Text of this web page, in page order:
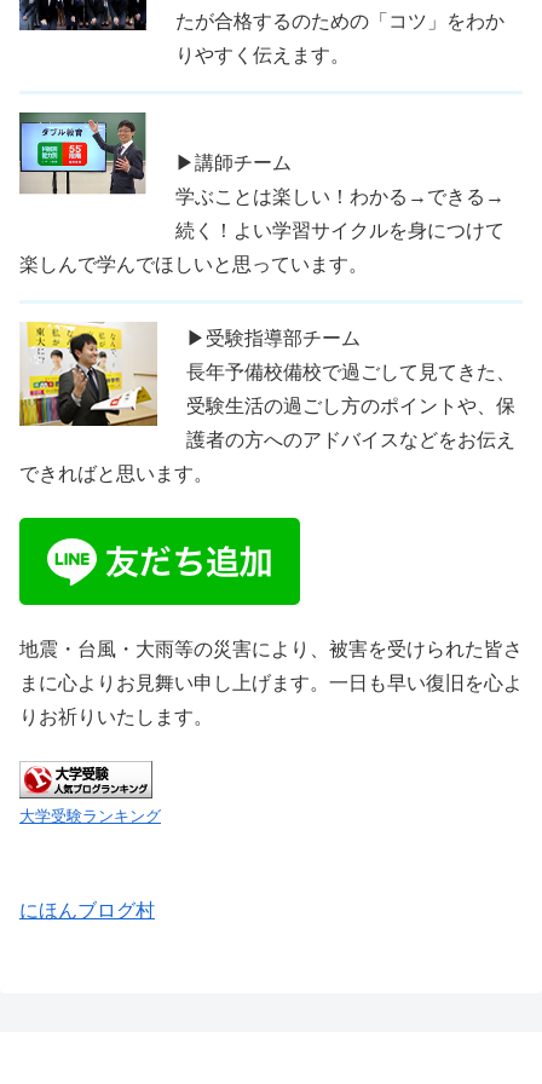
たが合格するのための「コツ」をわか
りやすく伝えます。
▶講師チーム
学ぶことは楽しい！わかる→できる→
続く！よい学習サイクルを身につけて
楽しんで学んでほしいと思っています。
▶受験指導部チーム
長年予備校備校で過ごして見てきた、
受験生活の過ごし方のポイントや、保
護者の方へのアドバイスなどをお伝え
できればと思います。
地震・台風・大雨等の災害により、被害を受けられた皆さ
まに心よりお見舞い申し上げます。一日も早い復旧を心よ
りお祈りいたします。
大学受験ランキング
にほんブログ村